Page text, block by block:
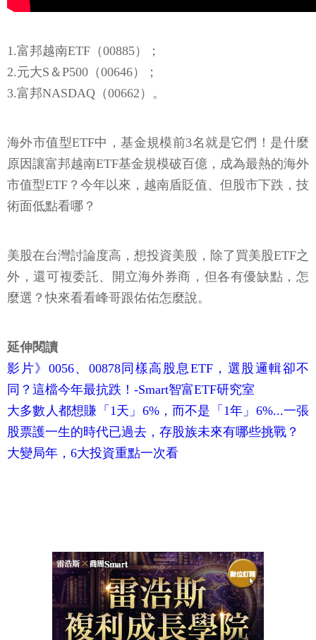
1.富邦越南ETF（00885）；
2.元大S＆P500（00646）；
3.富邦NASDAQ（00662）。
海外市值型ETF中，基金規模前3名就是它們！是什麼
原因讓富邦越南ETF基金規模破百億，成為最熱的海外
市值型ETF？今年以來，越南盾貶值、但股市下跌，技
術面低點看哪？
美股在台灣討論度高，想投資美股，除了買美股ETF之
外，還可複委託、開立海外券商，但各有優缺點，怎
麼選？快來看看峰哥跟佑佑怎麼說。
延伸閱讀
影片》0056、00878同樣高股息ETF，選股邏輯卻不
同？這檔今年最抗跌！-Smart智富ETF研究室
大多數人都想賺「1天」6%，而不是「1年」6%...一張
股票護一生的時代已過去，存股族未來有哪些挑戰？
大變局年，6大投資重點一次看